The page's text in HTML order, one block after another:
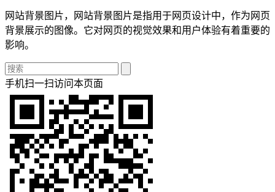
网站背景图片，网站背景图片是指用于网页设计中，作为网页
背景展示的图像。它对网页的视觉效果和用户体验有着重要的
影响。
手机扫一扫访问本页面